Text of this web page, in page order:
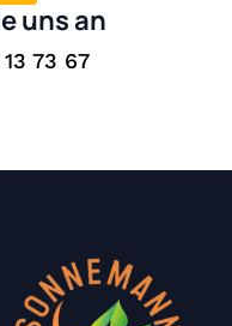
uns an
73 67